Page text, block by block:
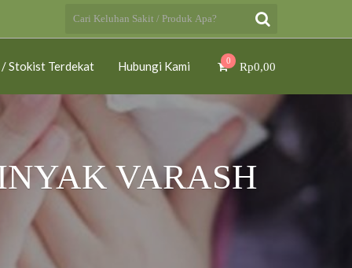
Stokist Terdekat Hubungi Kami 0 Rp0,00
VARASH